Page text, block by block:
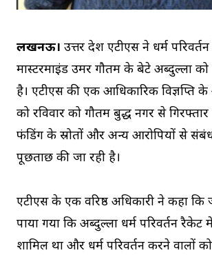
लखनऊ। उत्तर प्रदेश एटीएस ने धर्म
मास्टरमाइंड उमर गौतम के बेटे अब्दुल्ला को
है। एटीएस की एक आधिकारिक विज्ञप्ति
को रविवार को गौतम बुद्ध नगर से
फंडिंग के स्रोतों और अन्य आरोपियों से
पूछताछ की जा रही है।
एटीएस के एक वरिष्ठ अधिकारी ने कहा कि
पाया गया कि अब्दुल्ला धर्म परिवर्तन रैकेट
शामिल था और धर्म परिवर्तन करने वालों